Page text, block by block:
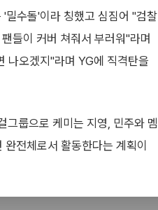
밀수돌'이라 칭했고 심짐어 "검찰
들이 커버 쳐줘서 부러워"라며
나오겠지"라며 YG에 직격탄을
그룹으로 케미는 지영, 민주와 멤
전체로서 활동한다는 계획이